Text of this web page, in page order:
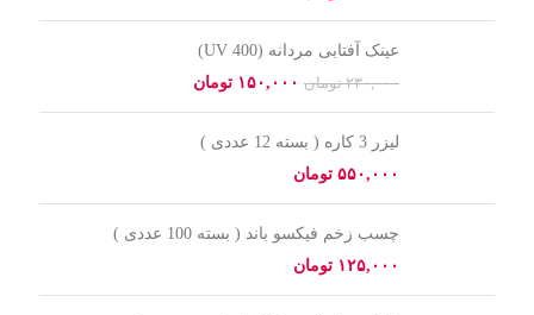
عینک آفتابی مردانه (UV 400)
۲۳۰,۰۰۰ تومان ۱۵۰,۰۰۰ تومان
لیزر 3 کاره ( بسته 12 عددی )
تومان
چسب زخم فیکسو باند ( بسته 100 عددی )
تومان